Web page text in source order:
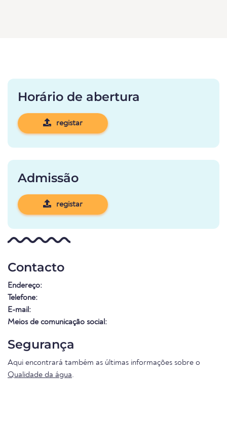
Horário de abertura
registar
Admissão
registar
Contacto
Endereço:
Telefone:
E-mail:
Meios de comunicação social:
Segurança
Aqui encontrará também as últimas informações sobre o
Qualidade da água.